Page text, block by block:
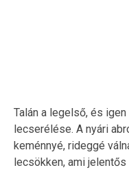
Talán a legelső, és
lecserélése. A nyári
keménnyé, rideggé
lecsökken, ami